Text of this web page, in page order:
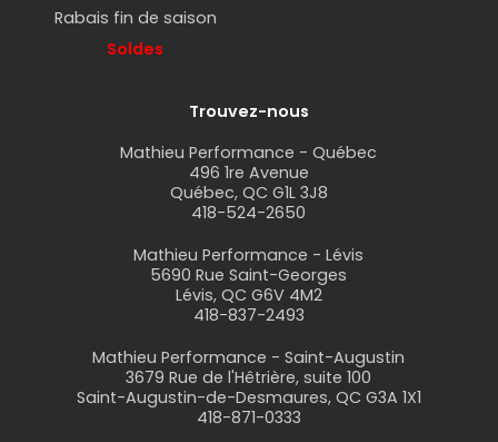
Rabais fin de saison
Soldes
Trouvez-nous
Mathieu Performance - Québec
496 1re Avenue
Québec, QC G1L 3J8
418-524-2650
Mathieu Performance - Lévis
5690 Rue Saint-Georges
Lévis, QC G6V 4M2
418-837-2493
Mathieu Performance - Saint-Augustin
3679 Rue de l'Hêtrière, suite 100
Saint-Augustin-de-Desmaures, QC G3A 1X1
418-871-0333